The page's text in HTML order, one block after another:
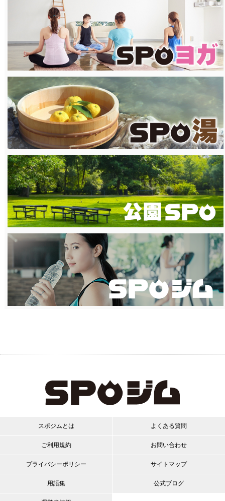
スポジムとは
ご利用規約
プライバシーポリシー
用語集
よくある質問
お問い合わせ
サイトマップ
公式ブログ